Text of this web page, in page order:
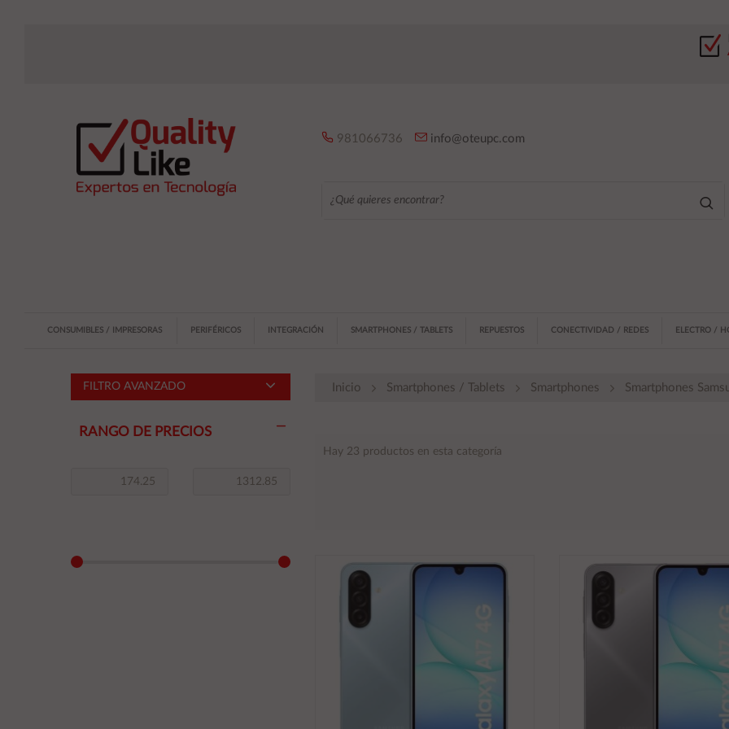
981066736 info@oteupc.com
CONSUMIBLES / IMPRESORAS PERIFÉRICOS INTEGRACIÓN SMARTPHONES / TABLETS REPUESTOS CONECTIVIDAD / REDES ELECTRO /
FILTRO AVANZADO
RANGO DE PRECIOS
Inicio Smartphones / Tablets Smartphones Smartphones
Hay 23 productos en esta categoría